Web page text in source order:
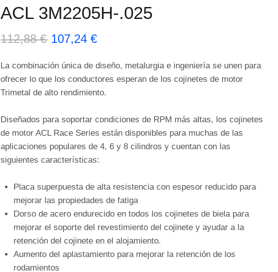
ACL 3M2205H-.025
112,88€ 107,24€
La combinación única de diseño, metalurgia e ingeniería se unen para
ofrecer lo que los conductores esperan de los cojinetes de motor
Trimetal de alto rendimiento.
Diseñados para soportar condiciones de RPM más altas, los cojinetes
de motor ACL Race Series están disponibles para muchas de las
aplicaciones populares de 4, 6 y 8 cilindros y cuentan con las
siguientes características:
Placa superpuesta de alta resistencia con espesor reducido para
mejorar las propiedades de fatiga
Dorso de acero endurecido en todos los cojinetes de biela para
mejorar el soporte del revestimiento del cojinete y ayudar a la
retención del cojinete en el alojamiento.
Aumento del aplastamiento para mejorar la retención de los
rodamientos